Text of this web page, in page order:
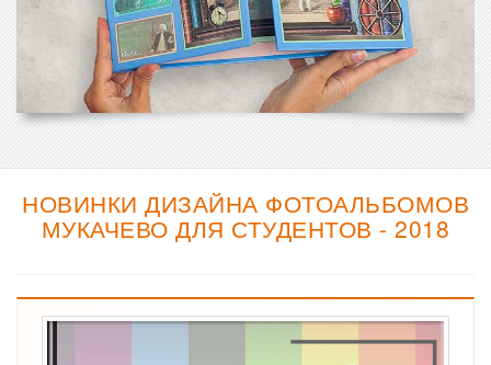
НОВИНКИ ДИЗАЙНА ФОТОАЛЬБОМОВ
МУКАЧЕВО ДЛЯ СТУДЕНТОВ - 2018